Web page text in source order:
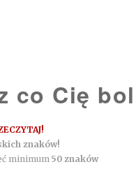
co Cię
znaków!
minimum50 znaków